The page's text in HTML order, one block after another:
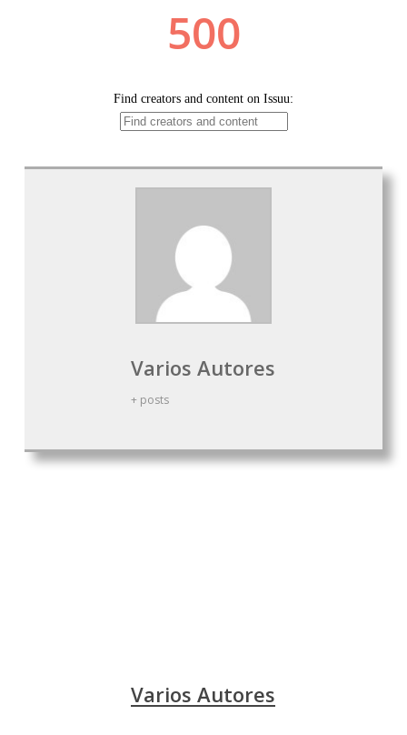
Varios Autores
+ posts
Varios Autores